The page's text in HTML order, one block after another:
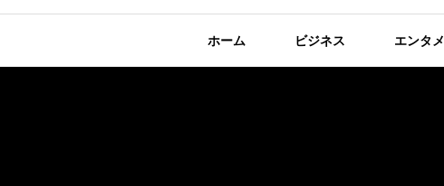
ホーム ビジネス エンタメ